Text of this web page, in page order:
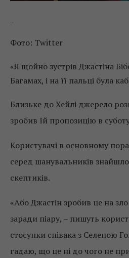
Фото: Twitter
«Я щойно зустрів Джастіна
Багамах, і на її пальці була
Близьке до Хейлі джерело
зробив їй пропозицію в
Користувачі в основному
серед шанувальників
скептиків.
«Або Джастін зробив це на
заради піару, – пишуть
стосунки співака з Селеною
гадаю, що це ні до чого не